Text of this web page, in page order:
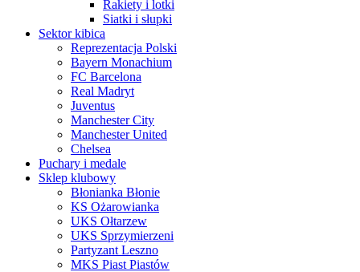
Rakiety i lotki
Siatki i słupki
Sektor kibica
Reprezentacja Polski
Bayern Monachium
FC Barcelona
Real Madryt
Juventus
Manchester City
Manchester United
Chelsea
Puchary i medale
Sklep klubowy
Błonianka Błonie
KS Ożarowianka
UKS Ołtarzew
UKS Sprzymierzeni
Partyzant Leszno
MKS Piast Piastów